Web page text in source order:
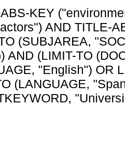
KEY
AND TITLE-
(SUBJAREA,
AND (LIMIT-TO
"English") OR
(LANGUAGE,